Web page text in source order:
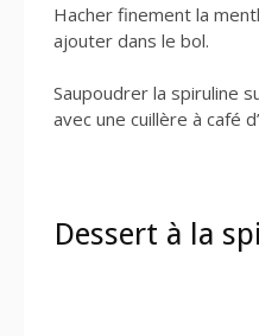
Hacher finement la
ajouter dans le bol.
Saupoudrer la spiruline
avec une cuillère à café d’
Dessert à la